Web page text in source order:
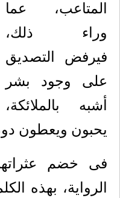
المتاعب، عما
وراء ذلك،
فيرفض التصديق
على وجود بشر
أشبه بالملائكة،
يحبون ويعطون
فى خضم
الرواية، بهذه